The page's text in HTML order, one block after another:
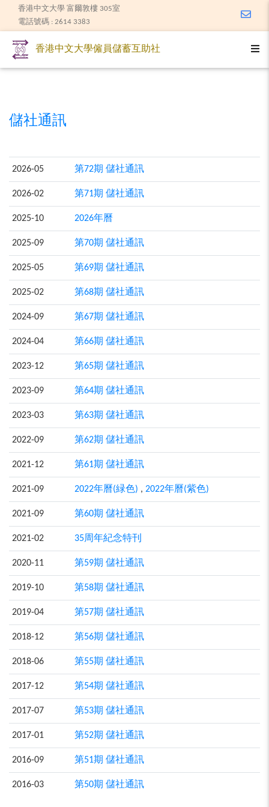
香港中文大學 富爾敦樓 305室
電話號碼 : 2614 3383
Email
香港中文大學僱員儲蓄互助社
儲社通訊
2026-05 第72期 儲社通訊
2026-02 第71期 儲社通訊
2025-10 2026年曆
2025-09 第70期 儲社通訊
2025-05 第69期 儲社通訊
2025-02 第68期 儲社通訊
2024-09 第67期 儲社通訊
2024-04 第66期 儲社通訊
2023-12 第65期 儲社通訊
2023-09 第64期 儲社通訊
2023-03 第63期 儲社通訊
2022-09 第62期 儲社通訊
2021-12 第61期 儲社通訊
2021-09 2022年曆(緑色) , 2022年曆(紫色)
2021-09 第60期 儲社通訊
2021-02 35周年紀念特刊
2020-11 第59期 儲社通訊
2019-10 第58期 儲社通訊
2019-04 第57期 儲社通訊
2018-12 第56期 儲社通訊
2018-06 第55期 儲社通訊
2017-12 第54期 儲社通訊
2017-07 第53期 儲社通訊
2017-01 第52期 儲社通訊
2016-09 第51期 儲社通訊
2016-03 第50期 儲社通訊